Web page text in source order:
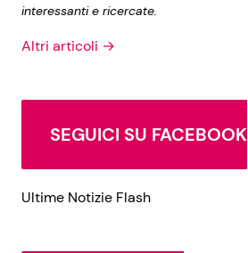
interessanti e ricercate.
Altri articoli →
SEGUICI SU FACEBOOK
Ultime Notizie Flash